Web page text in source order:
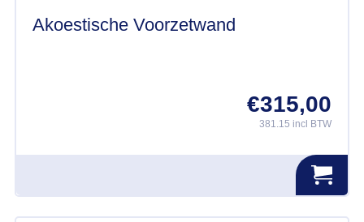
Akoestische Voorzetwand
€315,00
381.15 incl BTW